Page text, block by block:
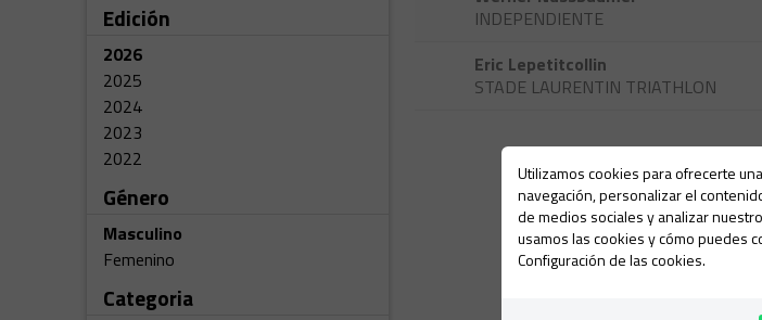
Edición
2026
2025
2024
2023
2022
Género
Masculino
Femenino
Categoria
INDEPENDIENTE
Eric Lepetitcollin
STADE LAURENTIN TRIATHLON
Utilizamos cookies para ofrecerte
navegación, personalizar el
de medios sociales y analizar
usamos las cookies y cómo puedes
Configuración de las cookies.